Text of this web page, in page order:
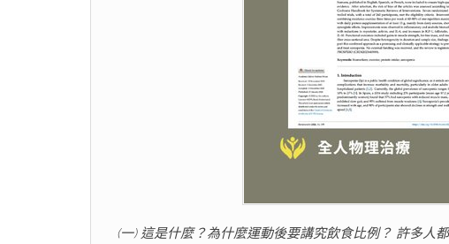
(一) 這是什麼？為什麼運動後要講究飲食比例？ 許多人